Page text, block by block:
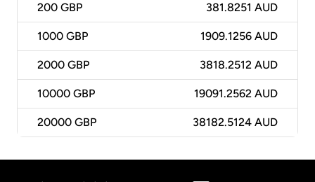
200 GBP 381.8251 AUD
1000 GBP 1909.1256 AUD
2000 GBP 3818.2512 AUD
10000 GBP 19091.2562 AUD
20000 GBP 38182.5124 AUD